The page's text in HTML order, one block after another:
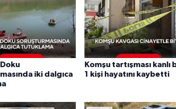
iki dalgıca
Komşu tartışması kanlı
1 kişi hayatını kaybetti